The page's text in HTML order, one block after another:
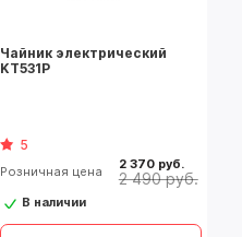
Чайник электрический
KT531P
5
Розничная цена 2 370 руб.
2 490 руб.
В наличии